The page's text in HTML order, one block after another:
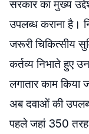
सरकार का मुख्य
उपलब्ध कराना है।
जरूरी चिकित्सीय
कर्तव्य निभाते हुए
लगातार काम किया
अब दवाओं की
पहले जहां 350 तरह